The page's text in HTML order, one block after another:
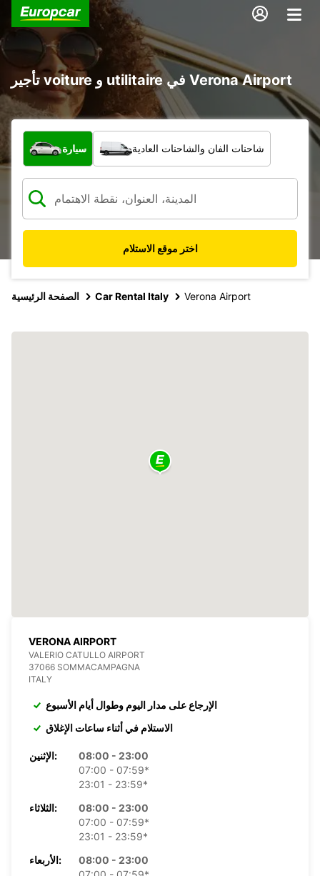
تأجير voiture و utilitaire في Verona Airport
ما نوع المركبة؟
سيارة شاحنات الفان والشاحنات العادية
اختر موقع الاستلام
الصفحة الرئيسية Car Rental Italy Verona Airport
VERONA AIRPORT
VALERIO CATULLO AIRPORT
37066 SOMMACAMPAGNA
ITALY
الإرجاع على مدار اليوم وطوال أيام الأسبوع
الاستلام في أثناء ساعات الإغلاق
الإثنين:
08:00 - 23:00
07:00 - 07:59*
23:01 - 23:59*
الثلاثاء:
08:00 - 23:00
07:00 - 07:59*
23:01 - 23:59*
الأربعاء:
08:00 - 23:00